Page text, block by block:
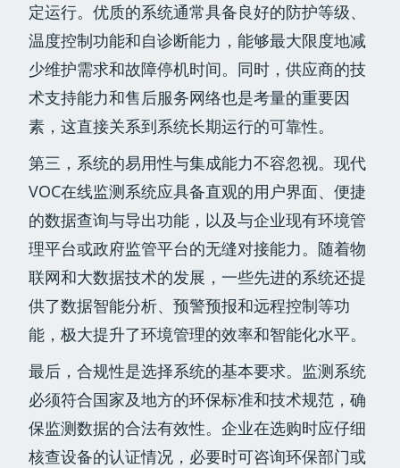
定运行。优质的系统通常具备良好的防护等级、
温度控制功能和自诊断能力，能够最大限度地减
少维护需求和故障停机时间。同时，供应商的技
术支持能力和售后服务网络也是考量的重要因
素，这直接关系到系统长期运行的可靠性。
第三，系统的易用性与集成能力不容忽视。现代
VOC在线监测系统应具备直观的用户界面、便捷
的数据查询与导出功能，以及与企业现有环境管
理平台或政府监管平台的无缝对接能力。随着物
联网和大数据技术的发展，一些先进的系统还提
供了数据智能分析、预警预报和远程控制等功
能，极大提升了环境管理的效率和智能化水平。
最后，合规性是选择系统的基本要求。监测系统
必须符合国家及地方的环保标准和技术规范，确
保监测数据的合法有效性。企业在选购时应仔细
核查设备的认证情况，必要时可咨询环保部门或